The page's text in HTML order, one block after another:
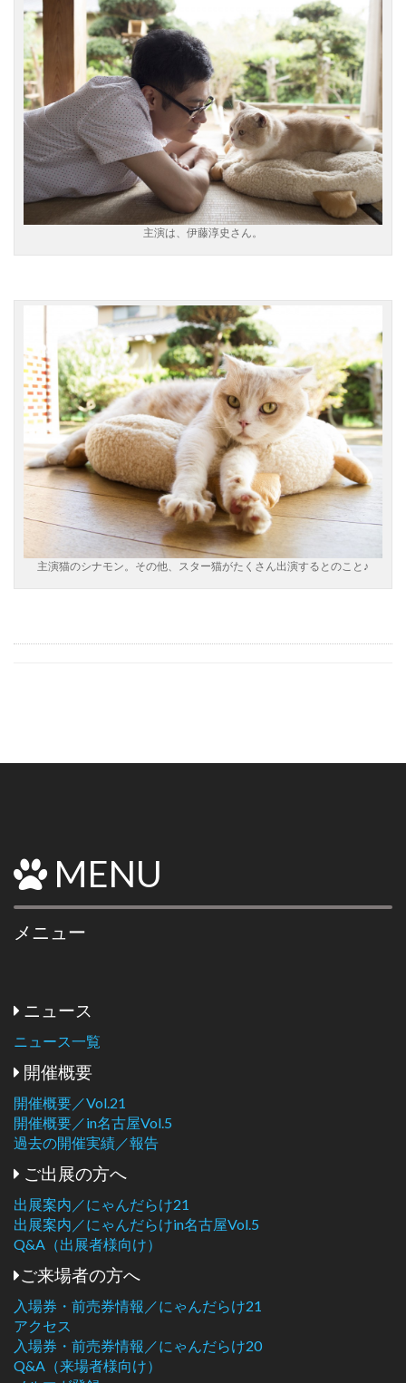
主演は、伊藤淳史さん。
主演猫のシナモン。その他、スター猫がたくさん出演するとのこと♪
MENU
メニュー
ニュース
ニュース一覧
開催概要
開催概要／Vol.21
開催概要／in名古屋Vol.5
過去の開催実績／報告
ご出展の方へ
出展案内／にゃんだらけ21
出展案内／にゃんだらけin名古屋Vol.5
Q&A（出展者様向け）
ご来場者の方へ
入場券・前売券情報／にゃんだらけ21
アクセス
入場券・前売券情報／にゃんだらけ20
Q&A（来場者様向け）